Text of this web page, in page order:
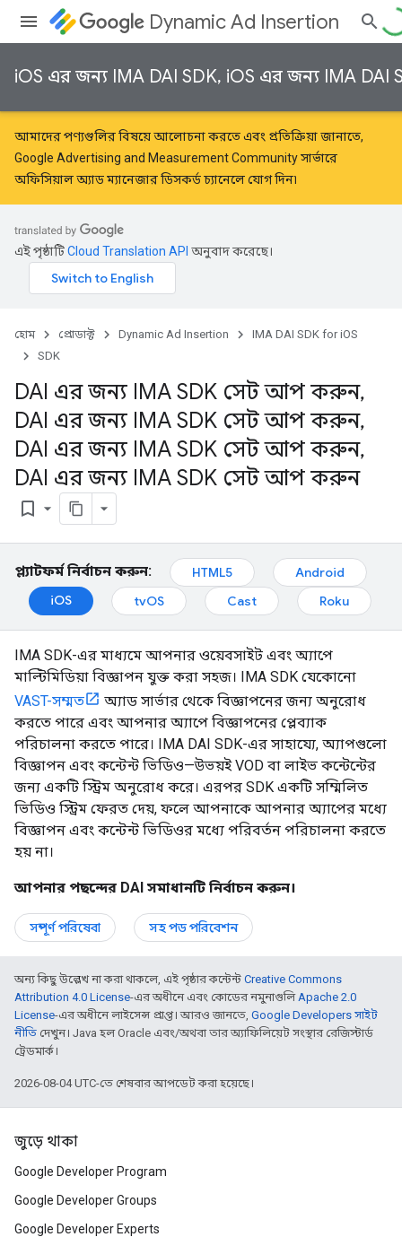
Dynamic Ad Insertion
iOS এর জন্য IMA DAI SDK, iOS এর জন্য IMA DAI
আমাদের পণ্যগুলির বিষয়ে আলোচনা করতে এবং প্রতিক্রিয়া জানাতে,
Google Advertising and Measurement Communityসার্ভারে
অফিসিয়াল অ্যাড ম্যানেজার ডিসকর্ড চ্যানেলে যোগ দিন৷
এই পৃষ্ঠাটিCloud Translation API অনুবাদ করেছে।
হোম প্রোডাক্ট Dynamic Ad Insertion
IMA DAI SDK for iOS
SDK
DAI এর জন্য IMA SDK সেট আপ করুন,
DAI এর জন্য IMA SDK সেট আপ করুন,
DAI এর জন্য IMA SDK সেট আপ করুন,
DAI এর জন্য IMA SDK সেট আপ করুন
bookmark_border
প্ল্যাটফর্ম নির্বাচন করুন: HTML5
Android
iOS
tvOS Cast Roku
IMA SDK-এর মাধ্যমে আপনার ওয়েবসাইট এবং অ্যাপে
মাল্টিমিডিয়া বিজ্ঞাপন যুক্ত করা সহজ। IMA SDK যেকোনো
VAST-সম্মত
অ্যাড সার্ভার থেকে বিজ্ঞাপনের জন্য অনুরোধ
করতে পারে এবং আপনার অ্যাপে বিজ্ঞাপনের প্লেব্যাক
পরিচালনা করতে পারে। IMA DAI SDK-এর সাহায্যে, অ্যাপগুলো
বিজ্ঞাপন এবং কন্টেন্ট ভিডিও—উভয়ই VOD বা লাইভ কন্টেন্টের
জন্য একটি স্ট্রিম অনুরোধ করে। এরপর SDK একটি সম্মিলিত
ভিডিও স্ট্রিম ফেরত দেয়, ফলে আপনাকে আপনার অ্যাপের মধ্যে
বিজ্ঞাপন এবং কন্টেন্ট ভিডিওর মধ্যে পরিবর্তন পরিচালনা করতে
হয় না।
আপনার পছন্দের DAI সমাধানটি নির্বাচন করুন।
সম্পূর্ণ পরিষেবা সহ পড পরিবেশন
অন্য কিছু উল্লেখ না করা থাকলে, এই পৃষ্ঠার কন্টেন্ট Creative Commons
Attribution 4.0 License-এর অধীনে এবং কোডের নমুনাগুলিApache 2.0
License-এর অধীনে লাইসেন্স প্রাপ্ত। আরও জানতে, Google Developers সাইট
নীতি দেখুন। Java হল Oracle এবং/অথবা তার অ্যাফিলিয়েট সংস্থার রেজিস্টার্ড
ট্রেডমার্ক।
2026-08-04 UTC-তে শেষবার আপডেট করা হয়েছে।
জুড়ে থাকা
Google Developer Program
Google Developer Groups
Google Developer Experts